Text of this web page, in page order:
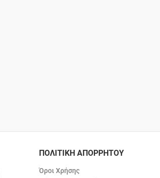
ΠΟΛΙΤΙΚΗ ΑΠΟΡΡΗΤΟΥ
Όροι Χρήσης